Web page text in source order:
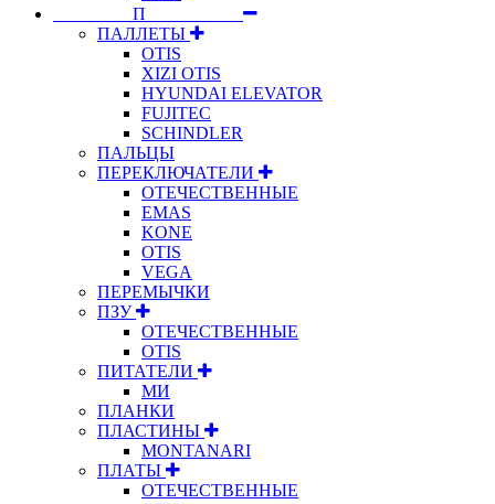
⠀⠀⠀⠀⠀⠀П⠀⠀⠀⠀⠀⠀⠀
ПАЛЛЕТЫ
OTIS
XIZI OTIS
HYUNDAI ELEVATOR
FUJITEC
SCHINDLER
ПАЛЬЦЫ
ПЕРЕКЛЮЧАТЕЛИ
ОТЕЧЕСТВЕННЫЕ
EMAS
KONE
OTIS
VEGA
ПЕРЕМЫЧКИ
ПЗУ
ОТЕЧЕСТВЕННЫЕ
OTIS
ПИТАТЕЛИ
МИ
ПЛАНКИ
ПЛАСТИНЫ
MONTANARI
ПЛАТЫ
ОТЕЧЕСТВЕННЫЕ